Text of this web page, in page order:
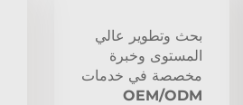
بحث وتطوير عالي
المستوى وخبرة
مخصصة في خدمات
OEM/ODM